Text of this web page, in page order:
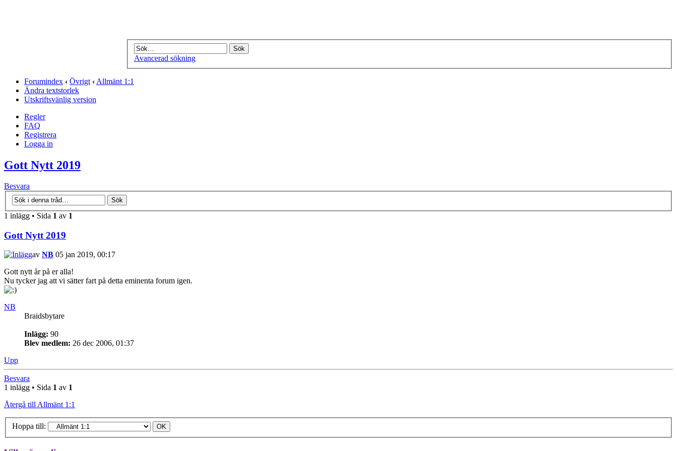
Avancerad sökning
Forumindex ‹ Övrigt ‹ Allmänt 1:1
Ändra textstorlek
Utskriftsvänlig version
Regler
FAQ
Registrera
Logga in
Gott Nytt 2019
Besvara
1 inlägg • Sida 1 av 1
Gott Nytt 2019
av NB 05 jan 2019, 00:17
Gott nytt år på er alla!
Nu tycker jag att vi sätter fart på detta eminenta forum igen.
NB
Braidsbytare
Inlägg: 90
Blev medlem: 26 dec 2006, 01:37
Upp
Besvara
1 inlägg • Sida 1 av 1
Återgå till Allmänt 1:1
Hoppa till: